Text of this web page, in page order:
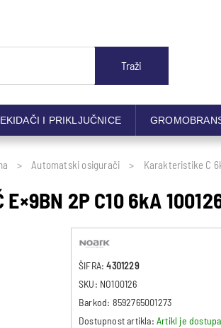
Traži
I PRIKLJUČNICE
Automatski osigurači Karakteristike C
E×9BN 2P C10 6kA
ŠIFRA:4301229
SKU: NO100126
Barkod: 8592765001273
Dostupnost artikla: Artikl je